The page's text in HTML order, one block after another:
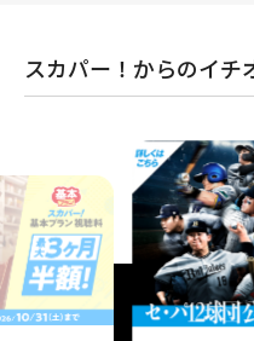
スカパー！からのイチ